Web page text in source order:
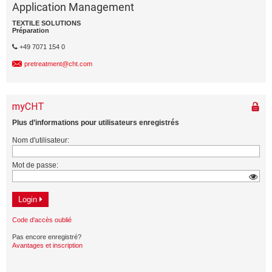
Application Management
TEXTILE SOLUTIONS
Préparation
+49 7071 154 0
pretreatment@cht.com